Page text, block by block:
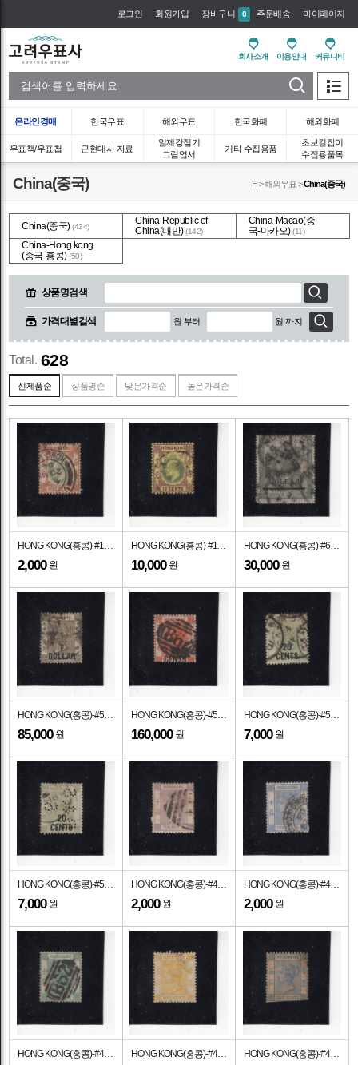
로그인 회원가입 장바구니 0 주문배송 마이페이지
회사소개 이용안내 커뮤니티
온라인경매 한국우표 해외우표 한국화폐 해외화폐
우표책/우표첩 근현대사 자료
일제강점기
그림엽서
기타 수집용품
초보길잡이
수집용품목
China(중국) H > 해외우표 >China(중국)
China(중국)(424)
China-Republic of
China(대만)(142)
China-Macao(중
국-마카오)(11)
China-Hong kong
(중국-홍콩)(50)
상품명검색
가격대별검색 원 부터 원 까지
Total. 628
신제품순 상품명순 낮은가격순 높은가격순
HONG KONG(홍콩)-#134-5c-KING EDWARD VII(에드워드 7세)-1931년
2,000 원
HONG KONG(홍콩)-#115-12c-KING EDWARD VII(에드워드 7세)-1912년
10,000 원
HONG KONG(홍콩)-#63-$1-QUEEN VICTORIA(빅토리아 여왕)-1891년
30,000 원
HONG KONG(홍콩)-#55-$1 on 96c-QUEEN VICTORIA(빅토리아 여왕)-1885년
85,000 원
HONG KONG(홍콩)-#52a-20c on 30c-QUEEN VICTORIA(빅토리아 여왕)-1891년
160,000 원
HONG KONG(홍콩)-#51-20c on 30c-QUEEN VICTORIA(빅토리아 여왕)-1885년 발행된 물품으로 사용제-무호 입니다. 빅토리아 여왕 (알렉산드리나 빅토리아, 1819년 5월 24일 – 1901년 1월 22일)은 1837년 6월 20일부터 1901년 사망할 때까지 영국 및 아일랜드 연합왕국의 여왕이었다. 그녀의 63년 216일의 통치는 이전 어떤 임기보다도 긴 기간으로, 영국 내에서 산업, 정치, 과학, 군사가 크게
7,000 원
HONG KONG(홍콩)-#51-20c on 30c-QUEEN VICTORIA(빅토리아 여왕)-1885년
7,000 원
HONG KONG(홍콩)-#45-10c-QUEEN VICTORIA(빅토리아 여왕)-1900년
2,000 원
HONG KONG(홍콩)-#43a-10c-QUEEN VICTORIA(빅토리아 여왕)-1882년
2,000 원
HONG KONG(홍콩)-#43-10c-QUEEN VICTORIA(빅토리아 여왕)-1882년 HONG KONG(홍콩)-#41-5c-QUEEN VICTORIA(빅토리아 여왕)-1900년 HONG KONG(홍콩)-#40-5c-QUEEN VICTORIA(빅토리아 여왕)-1882년